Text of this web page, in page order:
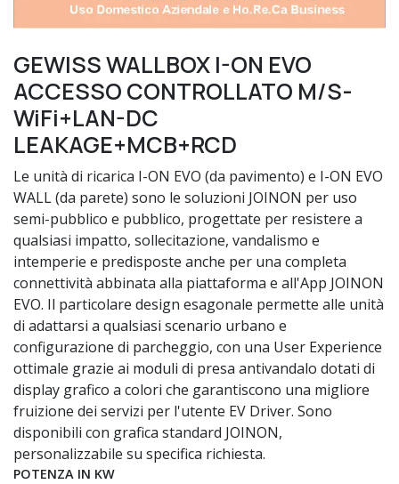
GEWISS WALLBOX I-ON EVO
ACCESSO CONTROLLATO M/S-
WiFi+LAN-DC
LEAKAGE+MCB+RCD
Le unità di ricarica I-ON EVO (da pavimento) e I-ON EVO
WALL (da parete) sono le soluzioni JOINON per uso
semi-pubblico e pubblico, progettate per resistere a
qualsiasi impatto, sollecitazione, vandalismo e
intemperie e predisposte anche per una completa
connettività abbinata alla piattaforma e all'App JOINON
EVO. Il particolare design esagonale permette alle unità
di adattarsi a qualsiasi scenario urbano e
configurazione di parcheggio, con una User Experience
ottimale grazie ai moduli di presa antivandalo dotati di
display grafico a colori che garantiscono una migliore
fruizione dei servizi per l'utente EV Driver. Sono
disponibili con grafica standard JOINON,
personalizzabile su specifica richiesta.
POTENZA IN KW